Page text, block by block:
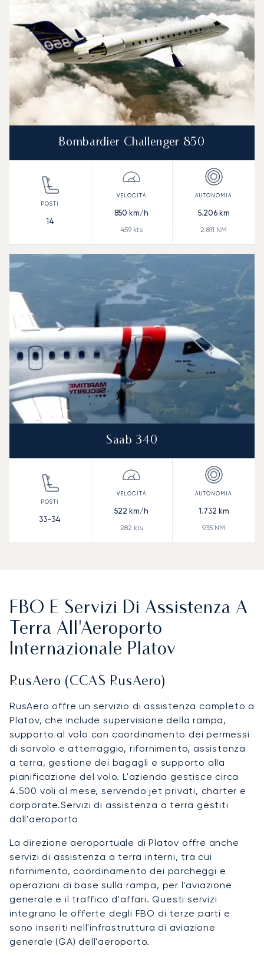
Bombardier Challenger 850
14
850 km/h
459 kts
5.206km
2.811 NM
Saab 340
33-34
522 km/h
282 kts
1.732 km
935 NM
FBO E Servizi Di Assistenza A
Terra All'Aeroporto
Internazionale Platov
RusAero (CCAS RusAero)
RusAero offre un servizio di assistenza completo a
Platov, che include supervisione della rampa,
supporto al volo con coordinamento dei permessi
di sorvolo e atterraggio, rifornimento, assistenza
a terra, gestione dei bagagli e supporto alla
pianificazione del volo. L'azienda gestisce circa
4.500 voli al mese, servendo jet privati, charter e
corporate.Servizi di assistenza a terra gestiti
dall'aeroporto
La direzione aeroportuale di Platov offre anche
servizi di assistenza a terra interni, tra cui
rifornimento, coordinamento dei parcheggi e
operazioni di base sulla rampa, per l'aviazione
generale e il traffico d'affari. Questi servizi
integrano le offerte degli FBO di terze parti e
sono inseriti nell'infrastruttura di aviazione
generale (GA) dell'aeroporto.